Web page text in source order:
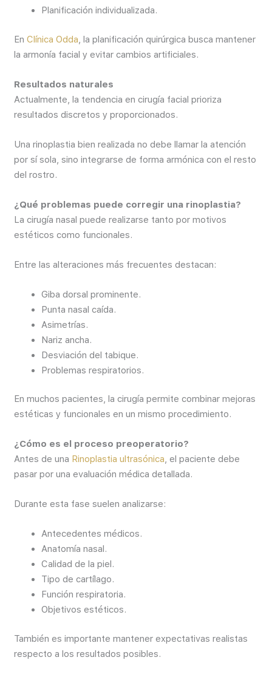
Planificación individualizada.
EnClínica Odda, la planificación quirúrgica busca mantener
la armonía facial y evitar cambios artificiales.
Resultados naturales
Actualmente, la tendencia en cirugía facial prioriza
resultados discretos y proporcionados.
Una rinoplastia bien realizada no debe llamar la atención
por sí sola, sino integrarse de forma armónica con el resto
del rostro.
¿Qué problemas puede corregir una rinoplastia?
La cirugía nasal puede realizarse tanto por motivos
estéticos como funcionales.
Entre las alteraciones más frecuentes destacan:
Giba dorsal prominente.
Punta nasal caída.
Asimetrías.
Nariz ancha.
Desviación del tabique.
Problemas respiratorios.
En muchos pacientes, la cirugía permite combinar mejoras
estéticas y funcionales en un mismo procedimiento.
¿Cómo es el proceso preoperatorio?
Antes de una Rinoplastia ultrasónica, el paciente debe
pasar por una evaluación médica detallada.
Durante esta fase suelen analizarse:
Antecedentes médicos.
Anatomía nasal.
Calidad de la piel.
Tipo de cartílago.
Función respiratoria.
Objetivos estéticos.
También es importante mantener expectativas realistas
respecto a los resultados posibles.